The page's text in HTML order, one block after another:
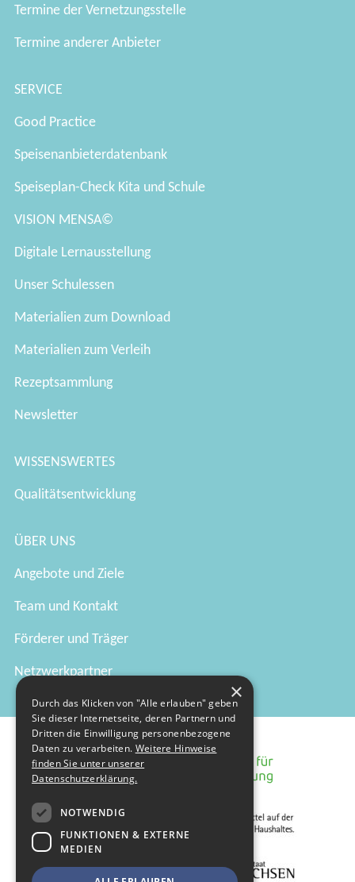
Termine der Vernetzungsstelle
Termine anderer Anbieter
SERVICE
Good Practice
Speisenanbieterdatenbank
Speiseplan-Check Kita und Schule
VISION MENSA©
Digitale Lernausstellung
Unser Schulessen
Materialien zum Download
Materialien zum Verleih
Rezeptsammlung
Newsletter
WISSENSWERTES
Qualitätsentwicklung
ÜBER UNS
Angebote und Ziele
Team und Kontakt
Förderer und Träger
Netzwerkpartner
×
Durch das Klicken von "Alle erlauben" geben
Sie dieser Internetseite, deren Partnern und
Dritten die Einwilligung personenbezogene
Daten zu verarbeiten. Weitere Hinweise
finden Sie unter unserer
Datenschutzerklärung.
NOTWENDIG
FUNKTIONEN & EXTERNE
MEDIEN